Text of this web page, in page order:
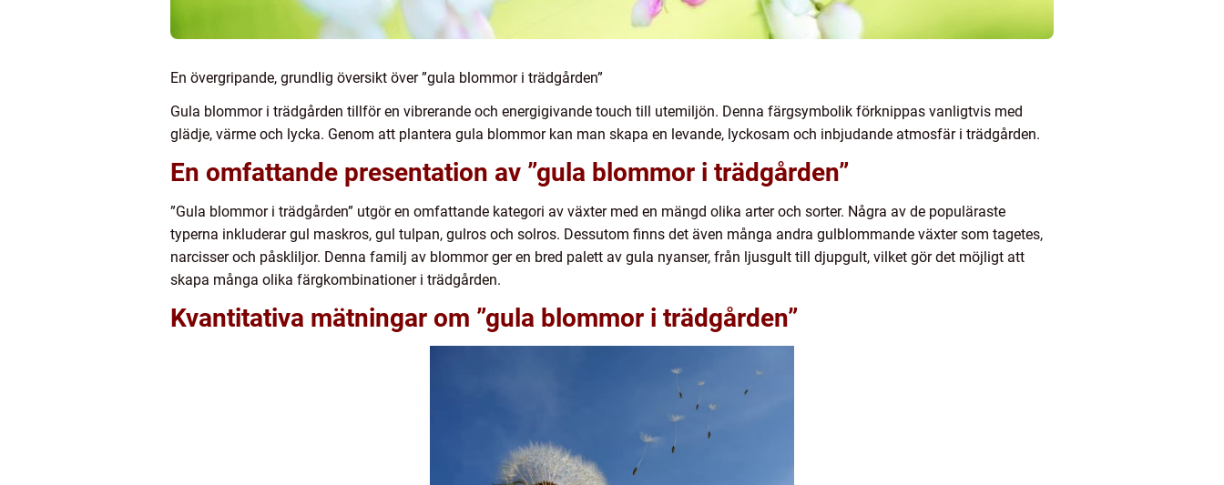
En övergripande, grundlig översikt över ”gula blommor i trädgården”
Gula blommor i trädgården tillför en vibrerande och energigivande touch till utemiljön. Denna färgsymbolik förknippas vanligtvis med
glädje, värme och lycka. Genom att plantera gula blommor kan man skapa en levande, lyckosam och inbjudande atmosfär i trädgården.
En omfattande presentation av ”gula blommor i trädgården”
”Gula blommor i trädgården” utgör en omfattande kategori av växter med en mängd olika arter och sorter. Några av de populäraste
typerna inkluderar gul maskros, gul tulpan, gulros och solros. Dessutom finns det även många andra gulblommande växter som tagetes,
narcisser och påskliljor. Denna familj av blommor ger en bred palett av gula nyanser, från ljusgult till djupgult, vilket gör det möjligt att
skapa många olika färgkombinationer i trädgården.
Kvantitativa mätningar om ”gula blommor i trädgården”